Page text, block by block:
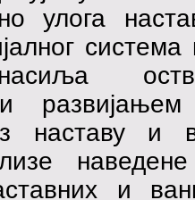
улога
система
наставу и
и